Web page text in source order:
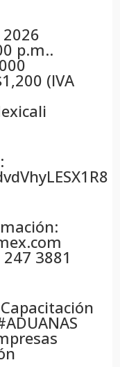
p.m..
(IVA
3881